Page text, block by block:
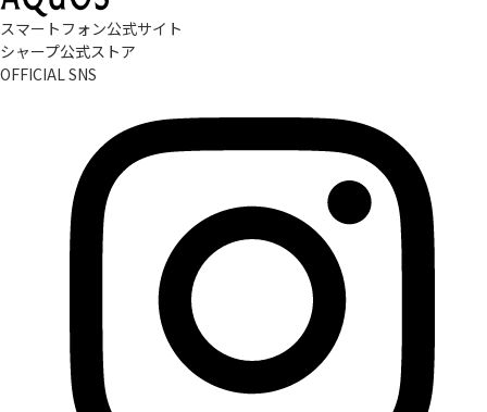
スマートフォン公式サイト
シャープ公式ストア
OFFICIAL SNS